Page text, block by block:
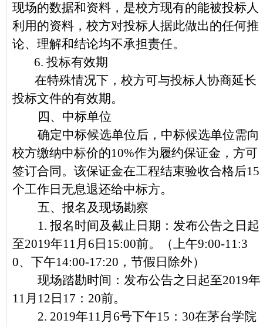
现场的数据和资料，是校方现有的能被投标人
利用的资料，校方对投标人据此做出的任何推
论、理解和结论均不承担责任。
6. 投标有效期
在特殊情况下，校方可与投标人协商延长
投标文件的有效期。
四、中标单位
确定中标候选单位后，中标候选单位需向
校方缴纳中标价的10%作为履约保证金，方可
签订合同。该保证金在工程结束验收合格后15
个工作日无息退还给中标方。
五、报名及现场勘察
1. 报名时间及截止日期：发布公告之日起
至2019年11月6日15:00前。（上午9:00-11:3
0、下午14:00-17:20，节假日除外）
现场踏勘时间： 发布公告之日起至2019年
11月12日17：20前。
2. 2019年11月6号下午15：30在茅台学院